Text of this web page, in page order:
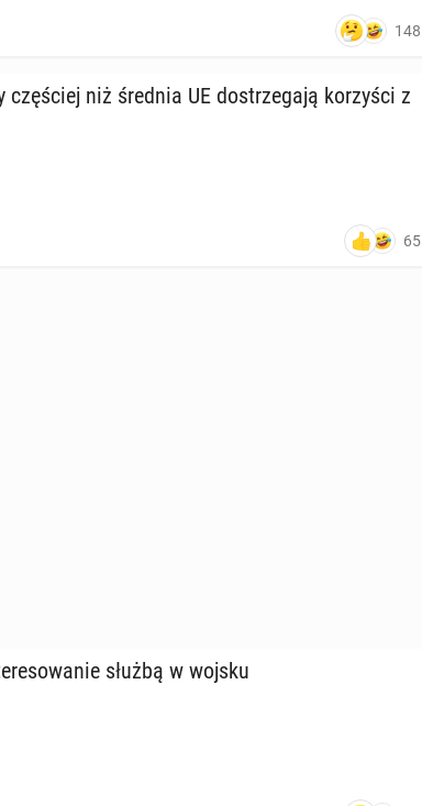
148
czę­ściej niż średnia UE do­strze­ga­ją ko­rzy­ści z
65
służbą w wojsku